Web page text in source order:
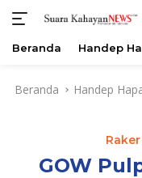
Beranda Handep
Beranda Handep
GOW